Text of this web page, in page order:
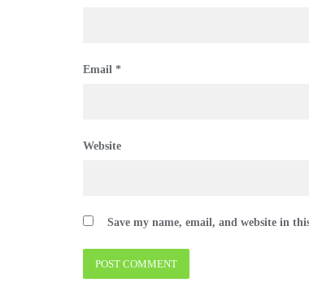
Email *
Website
Save my name, email, and website in